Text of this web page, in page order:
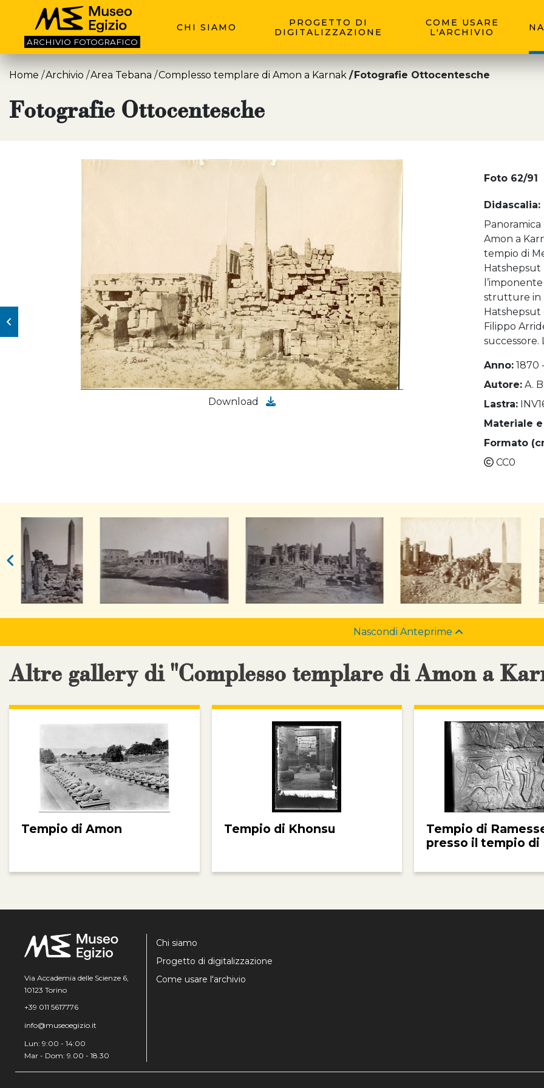
ARCHIVIO FOTOGRAFICO
CHI SIAMO
PROGETTO DI
DIGITALIZZAZIONE
COME USARE
L'ARCHIVIO
Home Archivio Area Tebana Complesso templare di Amon a Karnak Fotografie Ottocentesche
Fotografie Ottocentesche
Download
Foto 62/91
Didascalia:
Amon a
tempio di
Hatshepsut
strutture in
Hatshepsut
Filippo
successore.
Anno: 1870
Autore: A.
Lastra:
Materiale
Formato
CC0
Nascondi Anteprime
Altre gallery di "Complesso templare di Amon a
Tempio di Amon Tempio di Khonsu
Tempio di
presso il tempio di
Via Accademia delle Scienze 6,
10123 Torino
+39 011 5617776
info@museoegizio.it
Lun: 9:00 - 14:00
Mar - Dom: 9.00 - 18.30
Chi siamo
Progetto di digitalizzazione
Come usare l'archivio